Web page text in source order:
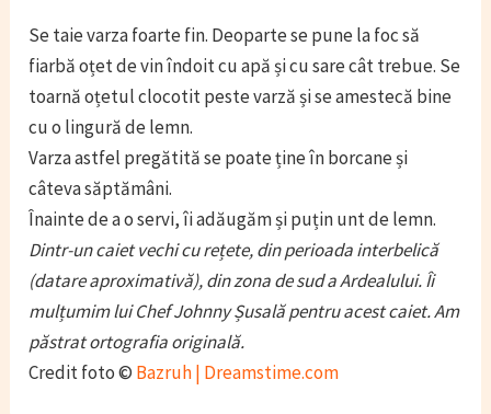
Se taie varza foarte fin. Deoparte se pune la foc să
fiarbă oțet de vin îndoit cu apă și cu sare cât trebue. Se
toarnă oțetul clocotit peste varză și se amestecă bine
cu o lingură de lemn.
Varza astfel pregătită se poate ține în borcane și
câteva săptămâni.
Înainte de a o servi, îi adăugăm și puțin unt de lemn.
Dintr-un caiet vechi cu rețete, din perioada interbelică
(datare aproximativă), din zona de sud a Ardealului. Îi
mulțumim lui Chef Johnny Șusală pentru acest caiet. Am
păstrat ortografia originală.
Credit foto © Bazruh | Dreamstime.com